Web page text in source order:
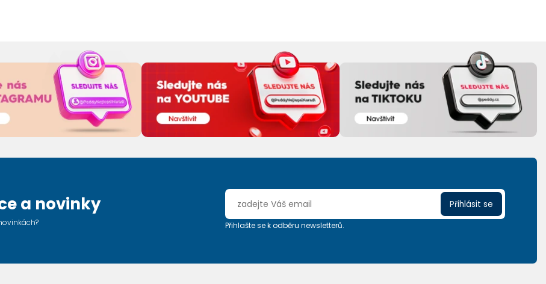
a novinky Přihlásit se
Přihlašte se k odběru newsletterů.